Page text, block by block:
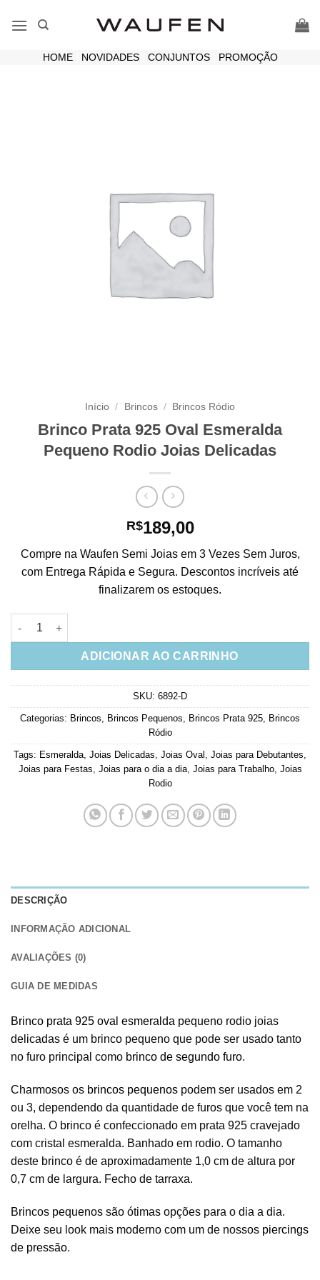
HOME| NOVIDADES| CONJUNTOS| PROMOÇÃO
Início / Brincos / Brincos Ródio
Brinco Prata 925 Oval Esmeralda
Pequeno Rodio Joias Delicadas
R$189,00
Compre na Waufen Semi Joias em 3 Vezes Sem Juros,
com Entrega Rápida e Segura. Descontos incríveis até
finalizarem os estoques.
Brinco Prata 925 Oval Esmeralda Pequeno Rodio Joias
ADICIONAR AO CARRINHO
SKU: 6892-D
Categorias: Brincos, Brincos Pequenos, Brincos Prata 925, Brincos
Ródio
Tags: Esmeralda, Joias Delicadas, Joias Oval , Joias para Debutantes,
Joias para Festas, Joias para o dia a dia, Joias para Trabalho, Joias
Rodio
DESCRIÇÃO
INFORMAÇÃO ADICIONAL
AVALIAÇÕES (0)
GUIA DE MEDIDAS
Brinco prata 925 oval esmeralda pequeno rodio joias
delicadas é um brinco pequeno que pode ser usado tanto
no furo principal como brinco de segundo furo.
Charmosos os brincos pequenos podem ser usados em 2
ou 3, dependendo da quantidade de furos que você tem na
orelha. O brinco é confeccionado em prata 925 cravejado
com cristal esmeralda. Banhado em rodio. O tamanho
deste brinco é de aproximadamente 1,0 cm de altura por
0,7 cm de largura. Fecho de tarraxa.
Brincos pequenos são ótimas opções para o dia a dia.
Deixe seu look mais moderno com um de nossos piercings
de pressão.